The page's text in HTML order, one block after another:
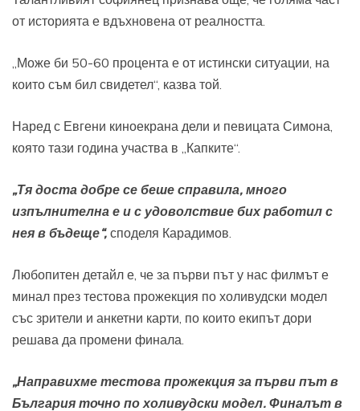
от историята е вдъхновена от реалността.
„Може би 50-60 процента е от истински ситуации, на
които съм бил свидетел“, казва той.
Наред с Евгени киноекрана дели и певицата Симона,
която тази година участва в „Капките“.
„Тя доста добре се беше справила, много
изпълнителна е и с удоволствие бих работил с
нея в бъдеще“, споделя Карадимов.
Любопитен детайл е, че за първи път у нас филмът е
минал през тестова прожекция по холивудски модел
със зрители и анкетни карти, по които екипът дори
решава да промени финала.
„Направихме тестова прожекция за първи път в
България точно по холивудски модел. Финалът в